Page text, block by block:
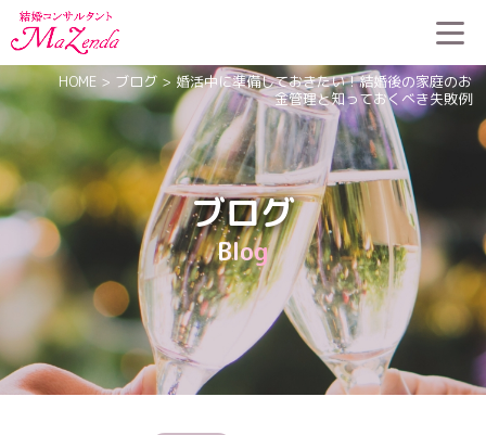
ブログ
Blog
HOME > ブログ > 婚活中に準備しておきたい！結婚後の家庭のお
金管理と知っておくべき失敗例